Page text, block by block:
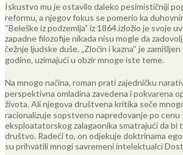
Iskustvo mu je ostavilo daleko pesimističniji
reformu, a njegov fokus se pomerio ka
“Beleške iz podzemlja” iz 1864.izložio je svoje
zapadne filozofije nikada nisu mogle da
čežnje ljudske duše. „Zločin i kazna“ je
godine, uzimajući u obzir mnoge iste teme.
Na mnogo načina, roman prati zajedničku
perspektivna omladina zavedena i pokvarena
života. Ali njegova društvena kritika seče
racionalizuje sopstveno napredovanje po cenu
eksploatatorskog zalagaonika smatrajući da bi
društvo. Radeći to, on odjekuje doktrinama
su prihvatili mnogi savremeni intelektualci